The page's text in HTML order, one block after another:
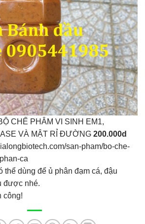
CHẾ PHÂM VI SINH EM1,
VÀ MẬT RỈ ĐƯỜNG 200.000d
san-pham/bo-che-
ca
thể dùng để ủ phân đạm cá, đậu
được nhé.
công!